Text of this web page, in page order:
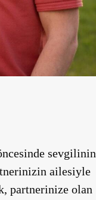
sevgilinin
ailesiyle
partnerinize olan